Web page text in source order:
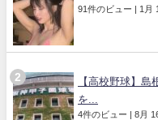
91件のビュー | 1月
【高校野球】
を...
4件のビュー | 8月